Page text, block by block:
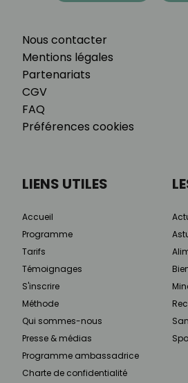
Nous contacter
Mentions légales
Partenariats
CGV
FAQ
Préférences cookies
LIENS UTILES
Accueil
Programme
Tarifs
Témoignages
S'inscrire
Méthode
Qui sommes-nous
Presse & médias
Programme ambassadrice
Charte de confidentialité